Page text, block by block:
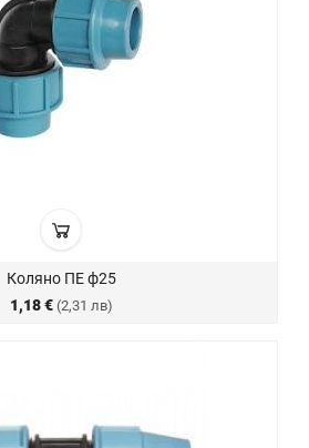
Коляно ПЕ ф25
1,18 € (2,31 лв)